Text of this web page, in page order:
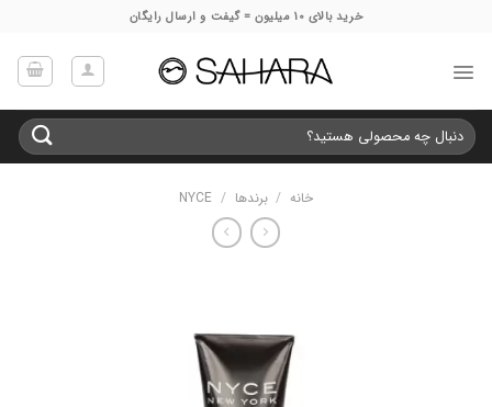
خرید بالای 10 میلیون = گیفت و ارسال رایگان
جستجو
برای:
خانه / برندها /
NYCE